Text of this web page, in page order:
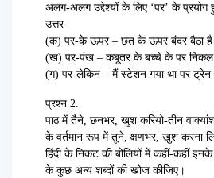
अलग-अलग उद्देश्यों के लिए ‘पर’ के प्रयोग
उत्तर-
(क) पर-के ऊपर – छत के ऊपर बंदर बैठा
(ख) पर-पंख – कबूतर के बच्चे के पर
(ग) पर-लेकिन – मैं स्टेशन गया था पर
प्रश्न 2.
पाठ में तैने, छनभर, खुश करियो-तीन
के वर्तमान रूप में तूने, क्षणभर, खुश करना
हिंदी के निकट की बोलियों में कहीं-कहीं
के कुछ अन्य शब्दों की खोज कीजिए।